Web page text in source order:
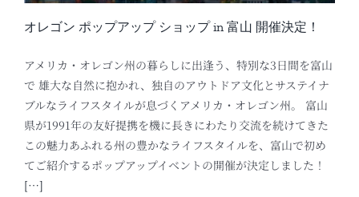
オレゴン ポップアップ ショップ in 富山 開催決定！
アメリカ・オレゴン州の暮らしに出逢う、特別な3日間を富山
で 雄大な自然に抱かれ、独自のアウトドア文化とサステイナ
ブルなライフスタイルが息づくアメリカ・オレゴン州。 富山
県が1991年の友好提携を機に長きにわたり交流を続けてきた
この魅力あふれる州の豊かなライフスタイルを、富山で初め
てご紹介するポップアップイベントの開催が決定しました！
[…]